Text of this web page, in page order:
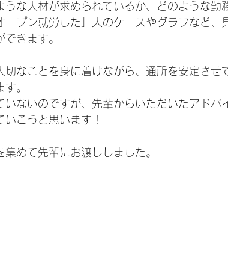
な人材が求められているか、どのような勤
プン就労した」人のケースやグラフなど、
きます。
なことを身に着けながら、通所を安定させ
。
いないのですが、先輩からいただいたアドバ
こうと思います！
めて先輩にお渡ししました。